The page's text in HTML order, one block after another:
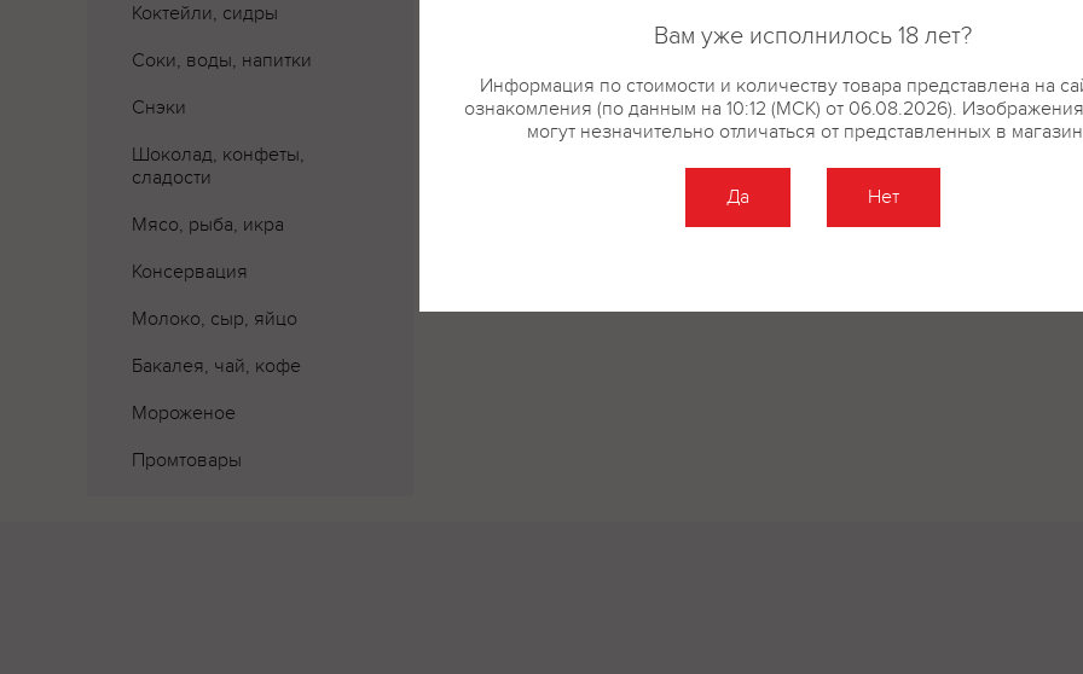
Коктейли, сидры
Соки, воды, напитки
Снэки
Шоколад, конфеты,
сладости
Мясо, рыба, икра
Консервация
Молоко, сыр, яйцо
Бакалея, чай, кофе
Мороженое
Промтовары
Вам уже исполнилось 18 лет?
Информация по стоимости и количеству товара представлена на
ознакомления (по данным на 10:12 (МСК) от 06.08.2026).
могут незначительно отличаться от представленных в
Да Нет